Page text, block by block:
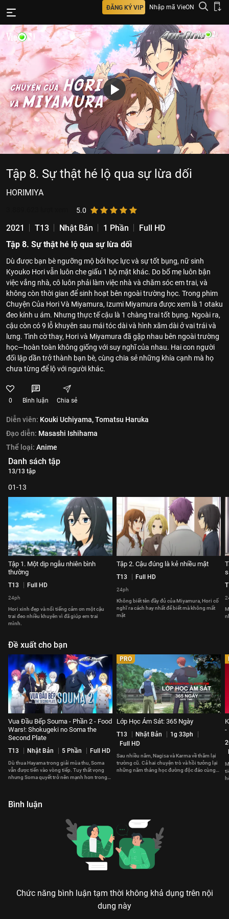
ĐĂNG KÝ VIP Nhập mã VieON
Tập 8. Sự thật hé lộ qua sự lừa dối
HORIMIYA
5.0
2021 T13 Nhật Bản 1 Phần
Full HD
Tập 8. Sự thật hé lộ qua sự lừa dối
Dù được bạn bè ngưỡng mộ bởi học lực và sự tốt bụng, nữ sinh
Kyouko Hori vẫn luôn che giấu 1 bộ mặt khác. Do bố mẹ luôn bận
việc vắng nhà, cô luôn phải làm việc nhà và chăm sóc em trai, và
không còn thời gian để sinh hoạt bên ngoài trường học. Trong phim
Chuyện Của Hori Và Miyamura, Izumi Miyamura được xem là 1 otaku
đeo kính u ám. Nhưng thực tế cậu là 1 chàng trai tốt bụng. Ngoài ra,
cậu còn có 9 lỗ khuyên sau mái tóc dài và hình xăm dài ở vai trái và
lưng. Tình cờ thay, Hori và Miyamura đã gặp nhau bên ngoài trường
học—hoàn toàn không giống với suy nghĩ của nhau. Hai con người
đối lập dần trở thành bạn bè, cùng chia sẻ những khía cạnh mà họ
chưa từng để lộ với người khác.
0 Bình luận Chia sẻ
Diễn viên: Kouki Uchiyama,Tomatsu Haruka
Đạo diễn: Masashi Ishihama
Thể loại: Anime
Danh sách tập
13/13 tập
01-13
Tập 1. Một dịp ngẫu nhiên bình
thường
T13 Full HD
24ph
Hori xinh đẹp và nổi tiếng cảm ơn một cậu
trai đeo nhiều khuyên vì đã giúp em trai
mình.
Tập 2. Cậu đúng là kẻ nhiều mặt
T13 Full HD
24ph
Không biết tên đầy đủ của Miyamura, Hori cố
nghĩ ra cách hay nhất để biết mà không mất
mặt
Đề xuất cho bạn
Vua Đầu Bếp Souma - Phần 2 - Food
Wars!: Shokugeki no Soma the
Second Plate
T13 Nhật Bản 5 Phần Full HD
Dù thua Hayama trong giải mùa thu, Soma
vẫn được tiến vào vòng tiếp. Tuy thất vọng
nhưng Soma quyết trở nên mạnh hơn trong
PRO
Lớp Học Ám Sát: 365 Ngày
T13 Nhật Bản
1g 33ph
Full HD
Sau nhiều năm, Nagisa và Karma về thăm lại
trường cũ. Cả hai chuyện trò và hồi tưởng lại
những năm tháng học đường độc đáo cùng
-
Bình luận
Chức năng bình luận tạm thời không khả dụng trên nội
dung này